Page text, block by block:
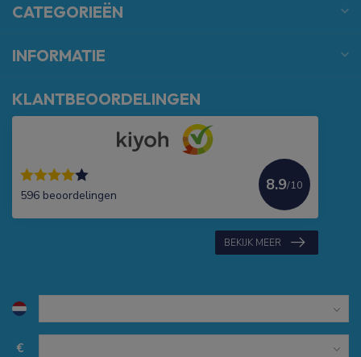
CATEGORIEËN
INFORMATIE
KLANTBEOORDELINGEN
596 beoordelingen
8.9/10
BEKIJK MEER
€